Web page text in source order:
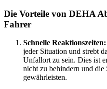
Die Vorteile von DEHA
Fahrer
Schnelle Reaktionszeiten:
jeder Situation und strebt
Unfallort zu sein. Dies ist
nicht zu behindern und
gewährleisten.